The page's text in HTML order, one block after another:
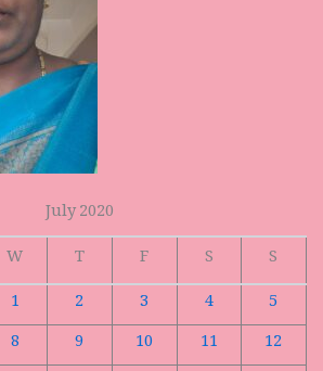
July 2020
W T F S
S
1
2 3 4
5
8 9 10 11
12